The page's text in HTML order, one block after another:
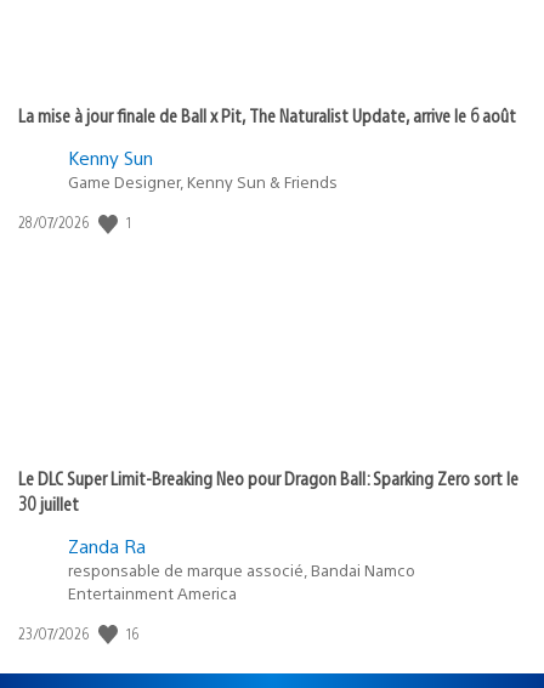
La mise à jour finale de Ball x Pit, The Naturalist Update, arrive le 6 août
Kenny Sun
Game Designer, Kenny Sun & Friends
Date
28/07/2026 1
Le DLC Super Limit-Breaking Neo pour Dragon Ball: Sparking Zero sort le
30 juillet
Zanda Ra
responsable de marque associé, Bandai Namco
Entertainment America
Date
publication
23/07/2026 16